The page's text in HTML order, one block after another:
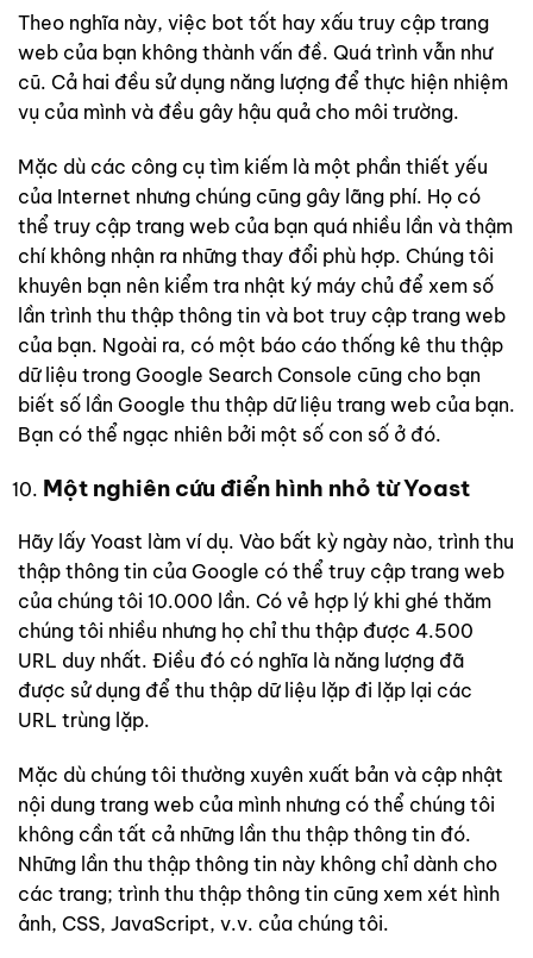
Theo nghĩa này, việc bot tốt hay xấu truy cập trang
web của bạn không thành vấn đề. Quá trình vẫn như
cũ. Cả hai đều sử dụng năng lượng để thực hiện nhiệm
vụ của mình và đều gây hậu quả cho môi trường.
Mặc dù các công cụ tìm kiếm là một phần thiết yếu
của Internet nhưng chúng cũng gây lãng phí. Họ có
thể truy cập trang web của bạn quá nhiều lần và thậm
chí không nhận ra những thay đổi phù hợp. Chúng tôi
khuyên bạn nên kiểm tra nhật ký máy chủ để xem số
lần trình thu thập thông tin và bot truy cập trang web
của bạn. Ngoài ra, có một báo cáo thống kê thu thập
dữ liệu trong Google Search Console cũng cho bạn
biết số lần Google thu thập dữ liệu trang web của bạn.
Bạn có thể ngạc nhiên bởi một số con số ở đó.
Một nghiên cứu điển hình nhỏ từ Yoast
Hãy lấy Yoast làm ví dụ. Vào bất kỳ ngày nào, trình thu
thập thông tin của Google có thể truy cập trang web
của chúng tôi 10.000 lần. Có vẻ hợp lý khi ghé thăm
chúng tôi nhiều nhưng họ chỉ thu thập được 4.500
URL duy nhất. Điều đó có nghĩa là năng lượng đã
được sử dụng để thu thập dữ liệu lặp đi lặp lại các
URL trùng lặp.
Mặc dù chúng tôi thường xuyên xuất bản và cập nhật
nội dung trang web của mình nhưng có thể chúng tôi
không cần tất cả những lần thu thập thông tin đó.
Những lần thu thập thông tin này không chỉ dành cho
các trang; trình thu thập thông tin cũng xem xét hình
ảnh, CSS, JavaScript, v.v. của chúng tôi.